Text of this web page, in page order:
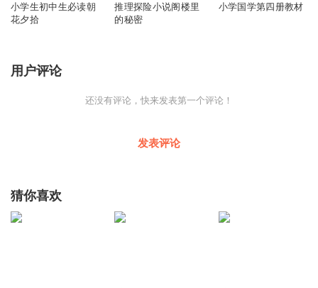
小学生初中生必读朝
花夕拾
推理探险小说阁楼里
的秘密
小学国学第四册教材
用户评论
还没有评论，快来发表第一个评论！
发表评论
猜你喜欢